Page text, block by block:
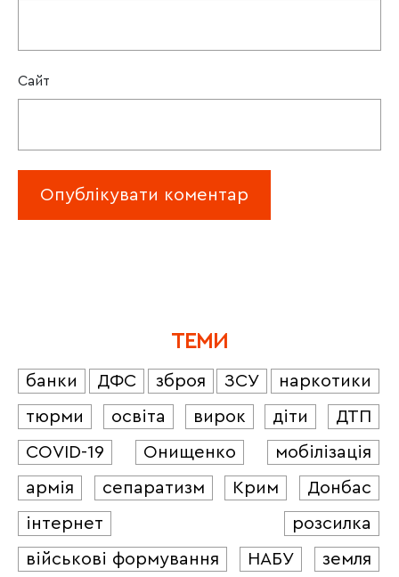
Сайт
ТЕМИ
банки ДФС зброя ЗСУ
наркотики
тюрми
освіта вирок діти
ДТП
COVID-19
Онищенко
мобілізація
армія
сепаратизм Крим
Донбас
інтернет
розсилка
військові формування
НАБУ
земля